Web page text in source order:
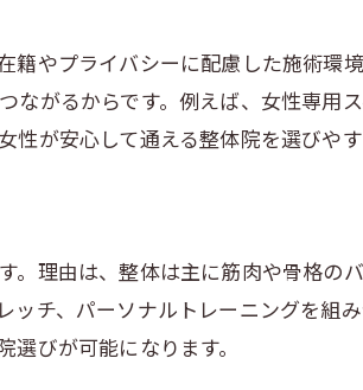
から読み解く整体院の費用満足度
合う整体院を費用面から選ぶ方法
やプライバシーに配慮した施術環
がるからです。例えば、女性専用
が安心して通える整体院を選びやす
理由は、整体は主に筋肉や骨格の
チ、パーソナルトレーニングを組
びが可能になります。